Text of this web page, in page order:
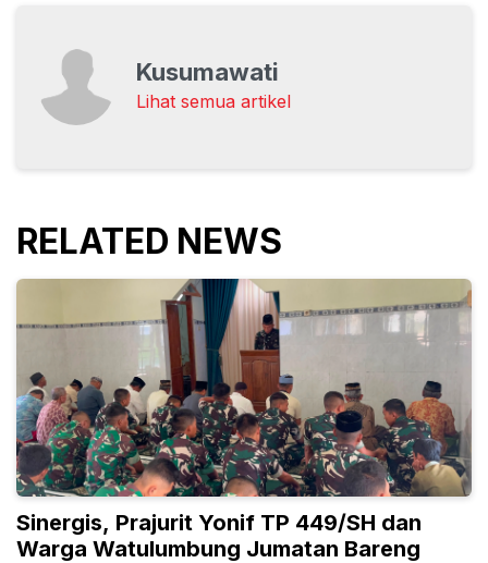
Kusumawati
Lihat semua artikel
RELATED NEWS
Sinergis, Prajurit Yonif TP 449/SH dan
Warga Watulumbung Jumatan Bareng